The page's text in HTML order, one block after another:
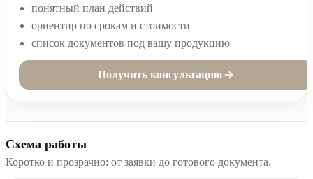
понятный план действий
ориентир по срокам и стоимости
список документов под вашу продукцию
Получить консультацию
Схема работы
Коротко и прозрачно: от заявки до готового документа.